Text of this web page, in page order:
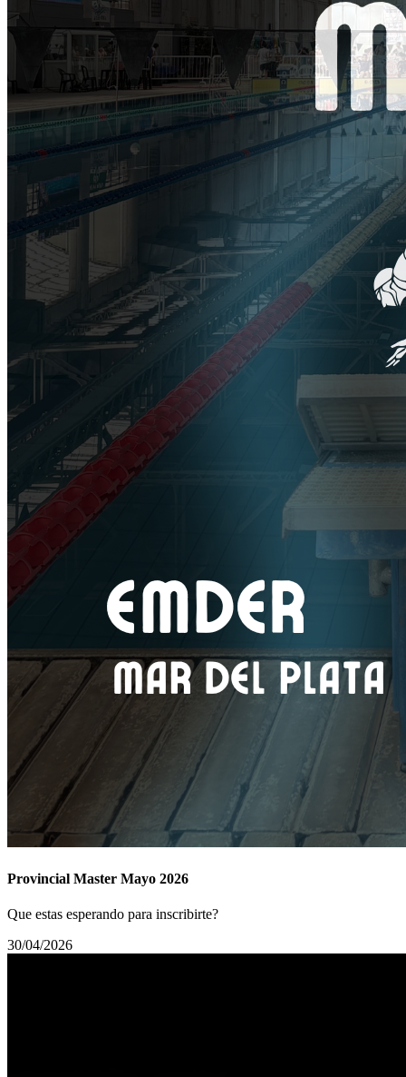
Provincial Master Mayo 2026
Que estas esperando para inscribirte?
30/04/2026